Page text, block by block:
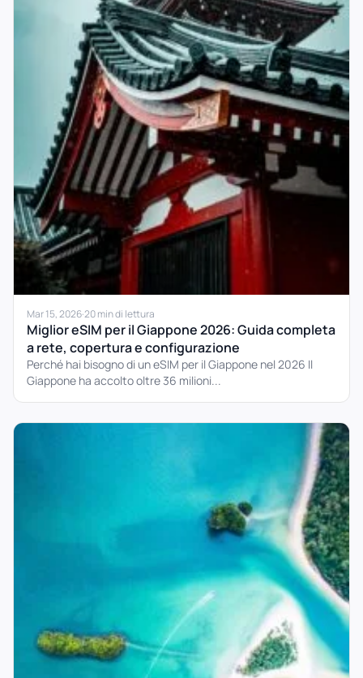
Mar 15, 2026·20 min di lettura
Miglior eSIM per il Giappone 2026: Guida completa
a rete, copertura e configurazione
Perché hai bisogno di un eSIM per il Giappone nel 2026 Il
Giappone ha accolto oltre 36 milioni...